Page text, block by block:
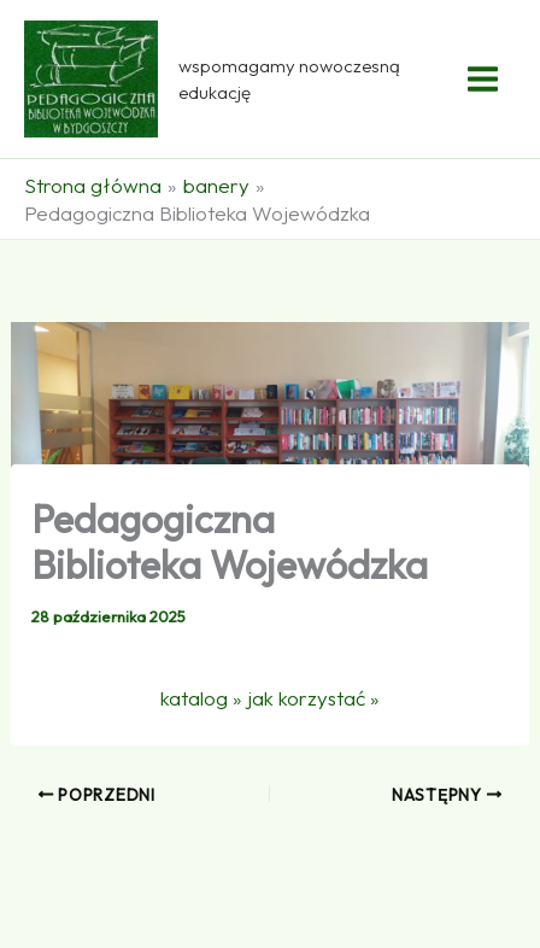
Przejdź
treści
wspomagamy nowoczesną
edukację
Strona główna
banery
Pedagogiczna Biblioteka Wojewódzka
Pedagogiczna
Biblioteka Wojewódzka
28 października 2025
katalog » jak korzystać »
POPRZEDNI NASTĘPNY